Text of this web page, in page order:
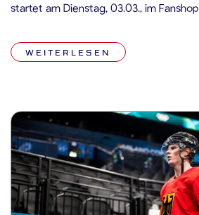
startet am Dienstag, 03.03., im
Abschlussfeier können Lose noch bis
Ziehung erworben werden. Der Preis
WEITERLESEN